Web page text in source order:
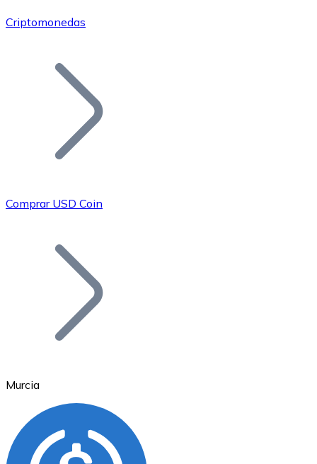
Únete a nuestra red de distribuidores.
Añade tu proyecto a nuestro ecosistema.
Bitcoin
Ethereum
Criptomonedas
Comprar USD Coin
Murcia